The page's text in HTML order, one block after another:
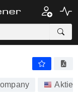
Aktien